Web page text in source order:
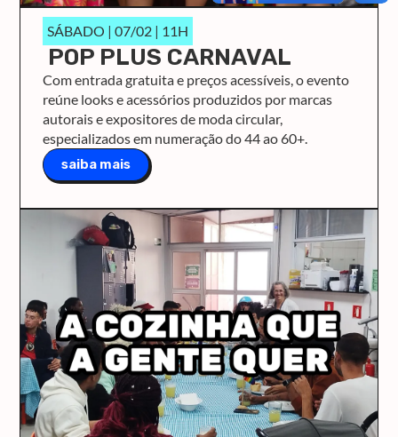
SÁBADO | 07/02 | 11H
POP PLUS CARNAVAL
Com entrada gratuita e preços acessíveis, o evento
reúne looks e acessórios produzidos por marcas
autorais e expositores de moda circular,
especializados em numeração do 44 ao 60+.
saiba mais